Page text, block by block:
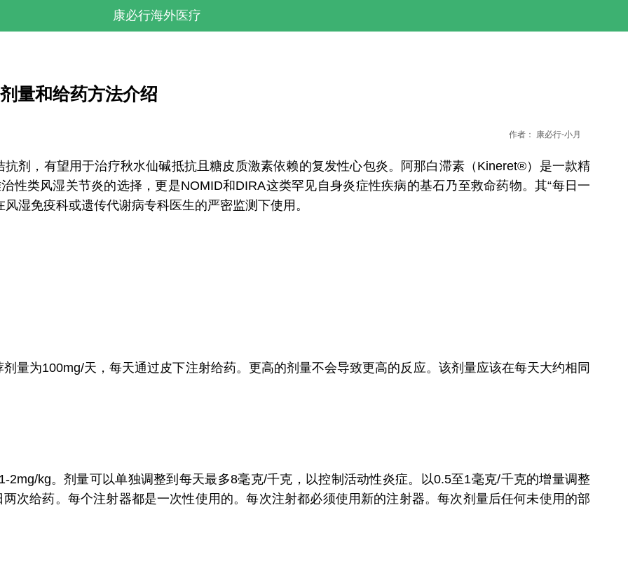
康必行海外医疗
量和给药方法介绍
作者： 康必行-小月
剂，有望用于治疗秋水仙碱抵抗且糖皮质激素依赖的复发性心包炎。阿那白滞素（Kineret®）是一款精
性类风湿关节炎的选择，更是NOMID和DIRA这类罕见自身炎症性疾病的基石乃至救命药物。其“每日一
湿免疫科或遗传代谢病专科医生的严密监测下使用。
为100mg/天，每天通过皮下注射给药。更高的剂量不会导致更高的反应。该剂量应该在每天大约相同
kg。剂量可以单独调整到每天最多8毫克/千克，以控制活动性炎症。以0.5至1毫克/千克的增量调整
次给药。每个注射器都是一次性使用的。每次注射都必须使用新的注射器。每次剂量后任何未使用的部